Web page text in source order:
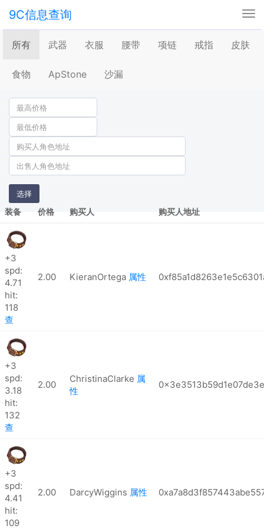
9C信息查询
所有 武器 衣服 腰带 项链 戒指 皮肤
食物 ApStone 沙漏
选择
装备 价格 购买人 购买人地址
+3
spd:
4.71
hit:
118
查
2.00 KieranOrtega 属性
+3
spd:
3.18
hit:
132
查
2.00
ChristinaClarke 属
性
+3
spd:
4.41
hit:
109
2.00 DarcyWiggins 属性